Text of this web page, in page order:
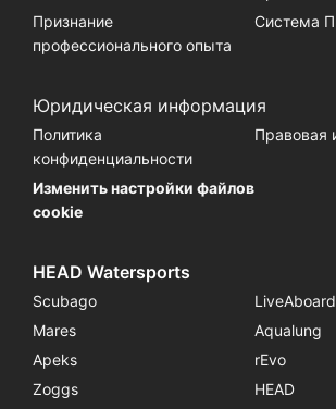
Признание
профессионального опыта
Система
Юридическая информация
Политика
конфиденциальности
Правовая
Изменить настройки файлов
cookie
HEAD Watersports
Scubago
Mares
Aqualung
Apeks
rEvo
Zoggs
HEAD